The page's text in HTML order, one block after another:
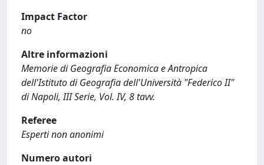
Impact Factor
no
Altre informazioni
Memorie di Geografia Economica e Antropica
dell'Istituto di Geografia dell'Università "Federico II"
di Napoli, III Serie, Vol. IV, 8 tavv.
Referee
Esperti non anonimi
Numero autori